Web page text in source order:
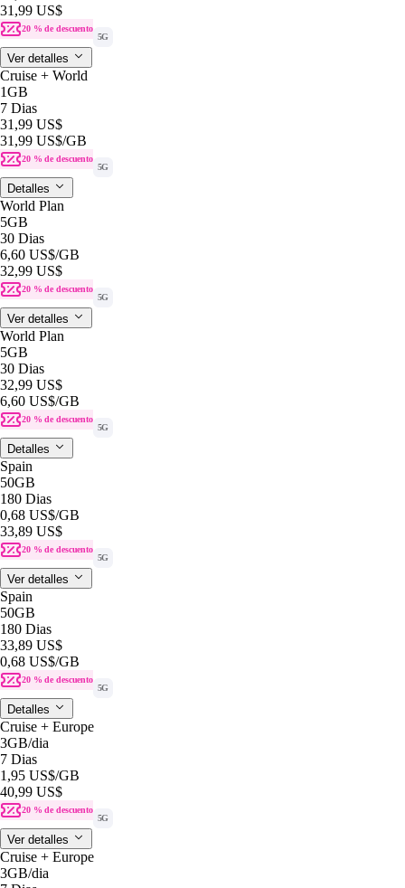
31,99 US$
20 % de descuento
5G
Ver detalles
Cruise + World
1GB
7 Dias
31,99 US$
31,99 US$/GB
20 % de descuento
5G
Detalles
World Plan
5GB
30 Dias
6,60 US$/GB
32,99 US$
20 % de descuento
5G
Ver detalles
World Plan
5GB
30 Dias
32,99 US$
6,60 US$/GB
20 % de descuento
5G
Detalles
Spain
50GB
180 Dias
0,68 US$/GB
33,89 US$
20 % de descuento
5G
Ver detalles
Spain
50GB
180 Dias
33,89 US$
0,68 US$/GB
20 % de descuento
5G
Detalles
Cruise + Europe
3GB/dia
7 Dias
1,95 US$/GB
40,99 US$
20 % de descuento
5G
Ver detalles
Cruise + Europe
3GB/dia